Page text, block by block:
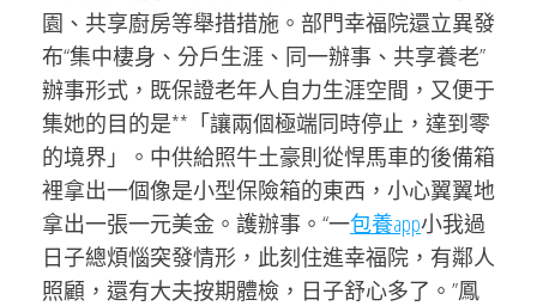
園、共享廚房等舉措措施。部門幸福院還立異發
布“集中棲身、分戶生涯、同一辦事、共享養老”
辦事形式，既保證老年人自力生涯空間，又便于
集她的目的是**「讓兩個極端同時停止，達到零
的境界」。中供給照牛土豪則從悍馬車的後備箱
裡拿出一個像是小型保險箱的東西，小心翼翼地
拿出一張一元美金。護辦事。“一包養app小我過
日子總煩惱突發情形，此刻住進幸福院，有鄰人
照顧，還有大夫按期體檢，日子舒心多了。”鳳